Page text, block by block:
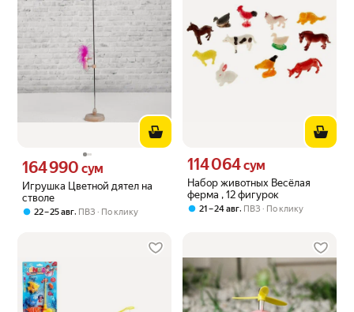
Игрушка Цветной дятел на
стволе
Цена 164990 сум вместо
164 990 сум
22 – 25 авг, ПВЗ По клику
Набор животных Весёлая
ферма , 12 фигурок
Цена 114064 сум вместо
114 064сум
21 – 24 авг, ПВЗ По клику